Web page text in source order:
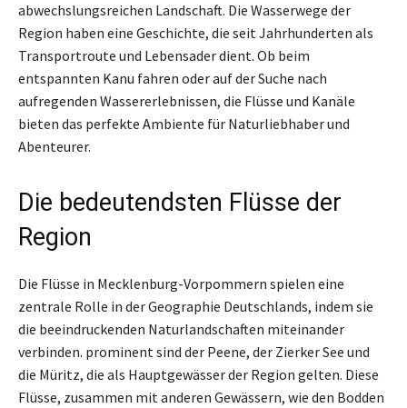
abwechslungsreichen Landschaft. Die Wasserwege der
Region haben eine Geschichte, die seit Jahrhunderten als
Transportroute und Lebensader dient. Ob beim
entspannten Kanu fahren oder auf der Suche nach
aufregenden Wassererlebnissen, die Flüsse und Kanäle
bieten das perfekte Ambiente für Naturliebhaber und
Abenteurer.
Die bedeutendsten Flüsse der
Region
Die Flüsse in Mecklenburg-Vorpommern spielen eine
zentrale Rolle in der Geographie Deutschlands, indem sie
die beeindruckenden Naturlandschaften miteinander
verbinden. prominent sind der Peene, der Zierker See und
die Müritz, die als Hauptgewässer der Region gelten. Diese
Flüsse, zusammen mit anderen Gewässern, wie den Bodden